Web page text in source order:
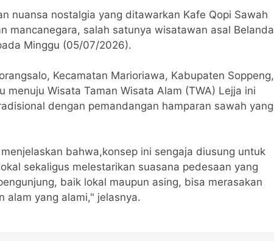
nuansa nostalgia yang ditawarkan Kafe Qopi Sawah
mancanegara, salah satunya wisatawan asal Belanda
Minggu (05/07/2026).
Kecamatan Marioriawa, Kabupaten Soppeng,
menuju Wisata Taman Wisata Alam (TWA) Lejja ini
dengan pemandangan hamparan sawah yang
bahwa,konsep ini sengaja diusung untuk
sekaligus melestarikan suasana pedesaan yang
baik lokal maupun asing, bisa merasakan
alam yang alami," jelasnya.